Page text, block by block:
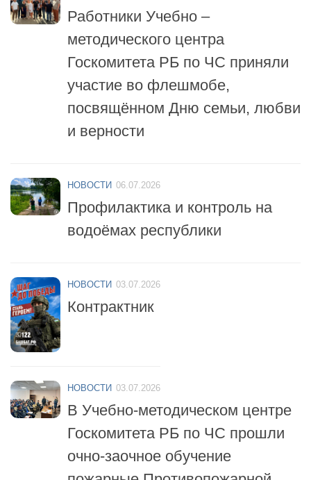
Работники Учебно –
методического центра
Госкомитета РБ по ЧС приняли
участие во флешмобе,
посвящённом Дню семьи, любви
и верности
НОВОСТИ 06.07.2026
Профилактика и контроль на
водоёмах республики
НОВОСТИ 03.07.2026
Контрактник
НОВОСТИ 03.07.2026
В Учебно-методическом центре
Госкомитета РБ по ЧС прошли
очно-заочное обучение